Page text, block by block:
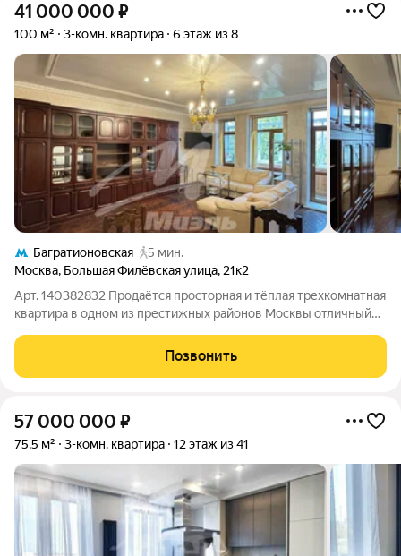
41 000 000 ₽
100 м² 3-комн. квартира 6 этаж из 8
Багратионовская
5 мин.
Москва, Большая Филёвская улица, 21к2
Арт. 140382832 Продаётся просторная и тёплая трехкомнатная
квартира в одном из престижных районов Москвы отличный
инвестиции. Понятная изолированная планировка и
стилистика сталинского дома с
Позвонить
57 000 000 ₽
75,5 м² 3-комн. квартира 12 этаж из 41